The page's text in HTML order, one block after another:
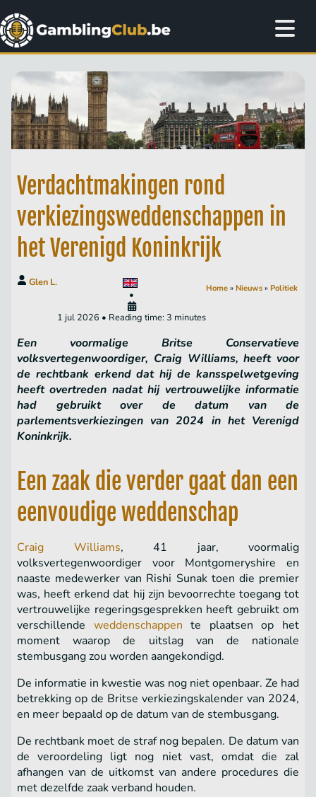
Verdachtmakingen rond
verkiezingsweddenschappen in
het Verenigd Koninkrijk
Glen L.
•
1 jul 2026 • Reading time: 3 minutes
Home » Nieuws » Politiek
Een voormalige Britse Conservatieve
volksvertegenwoordiger, Craig Williams, heeft voor
de rechtbank erkend dat hij de kansspelwetgeving
heeft overtreden nadat hij vertrouwelijke informatie
had gebruikt over de datum van de
parlementsverkiezingen van 2024 in het Verenigd
Koninkrijk.
Een zaak die verder gaat dan een
eenvoudige weddenschap
Craig Williams, 41 jaar, voormalig
volksvertegenwoordiger voor Montgomeryshire en
naaste medewerker van Rishi Sunak toen die premier
was, heeft erkend dat hij zijn bevoorrechte toegang tot
vertrouwelijke regeringsgesprekken heeft gebruikt om
verschillende weddenschappen te plaatsen op het
moment waarop de uitslag van de nationale
stembusgang zou worden aangekondigd.
De informatie in kwestie was nog niet openbaar. Ze had
betrekking op de Britse verkiezingskalender van 2024,
en meer bepaald op de datum van de stembusgang.
De rechtbank moet de straf nog bepalen. De datum van
de veroordeling ligt nog niet vast, omdat die zal
afhangen van de uitkomst van andere procedures die
met dezelfde zaak verband houden.